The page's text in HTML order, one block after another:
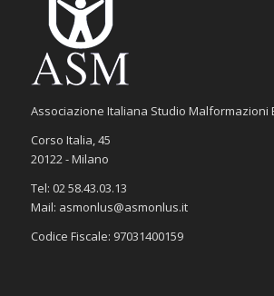
Associazione Italiana Studio Malformazioni
Corso Italia, 45
20122 - Milano
Tel: 02 58.43.03.13
Mail: asmonlus@asmonlus.it
Codice Fiscale: 97031400159